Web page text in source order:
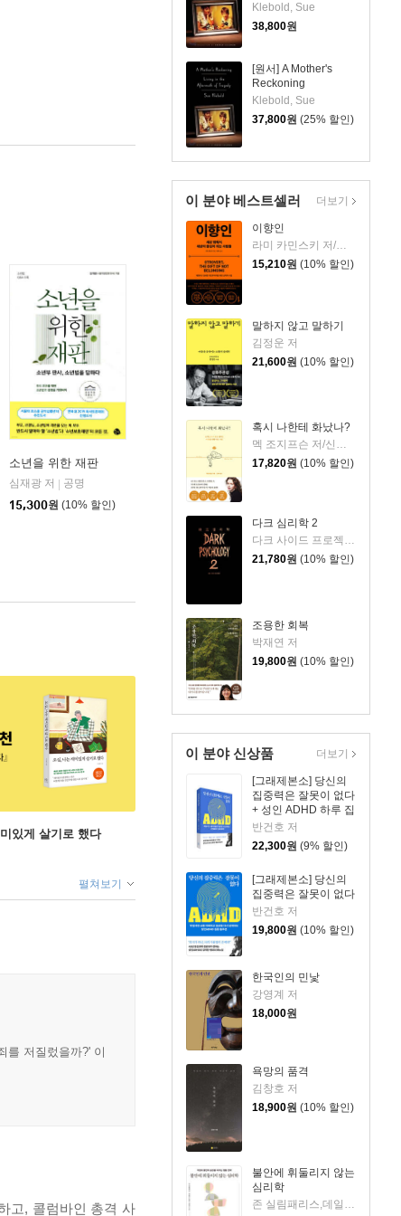
Tragedy
Klebold, Sue
38,800원
[원서] A Mother's
Reckoning
Klebold, Sue
37,800원 (25% 할인)
이 분야 베스트셀러
이향인
라미 카민스키 저/최지숙 역
15,210원 (10% 할인)
말하지 않고 말하기
김정운 저
21,600원 (10% 할인)
혹시 나한테 화났나?
멕 조지프슨 저/신동숙 역
17,820원 (10% 할인)
다크 심리학 2
다크 사이드 프로젝트 저
21,780원 (10% 할인)
조용한 회복
박재연 저
19,800원 (10% 할인)
더보기
이 분야 신상품
[그래제본소] 당신의
집중력은 잘못이 없다
+ 성인 ADHD 하루 집
중 리마인더 킷
반건호 저
22,300원 (9% 할인)
[그래제본소] 당신의
집중력은 잘못이 없다
반건호 저
19,800원 (10% 할인)
한국인의 민낯
강영계 저
18,000원
욕망의 품격
김창호 저
18,900원 (10% 할인)
불안에 휘둘리지 않는
심리학
존 실림패리스,데일리 디애나 슈워츠 저/이연규 역
더보기
소년을 위한 재판
심재광 저
공명
15,300원 (10% 할인)
있게 살기로 했다
펼쳐보기
를 저질렀을까?' 이
고, 콜럼바인 총격 사